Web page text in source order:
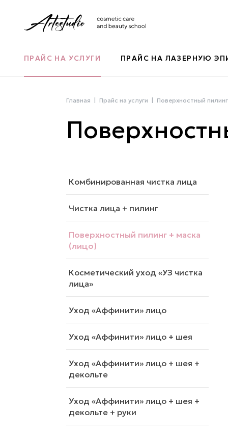
ПРАЙС НА УСЛУГИ ПРАЙС НА ЛАЗЕРНУЮ
Главная Прайс на услуги Поверхностный
Комбинированная чистка лица
Чистка лица + пилинг
Поверхностный пилинг + маска
(лицо)
Косметический уход «УЗ чистка
лица»
Уход «Аффинити» лицо
Уход «Аффинити» лицо + шея
Уход «Аффинити» лицо + шея +
декольте
Уход «Аффинити» лицо + шея +
декольте + руки